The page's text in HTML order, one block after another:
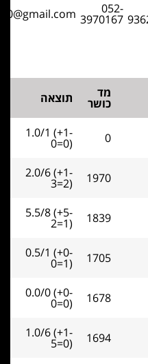
3970167
hf2800@gmail.com
תוצאה
1.0/1 (+1-
1970
2.0/6 (+1-
3=2)
1839
5.5/8 (+5-
2=1)
1705
0.5/1 (+0-
0=1)
1678
0.0/0 (+0-
0=0)
1694
1.0/6 (+1-
5=0)